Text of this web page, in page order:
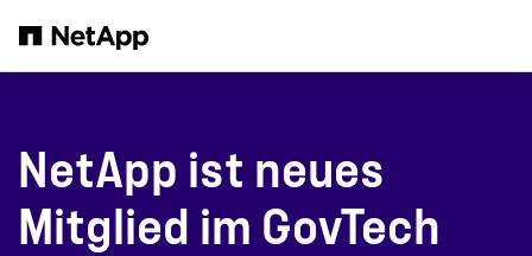
NetApp ist neues
Mitglied im GovTech